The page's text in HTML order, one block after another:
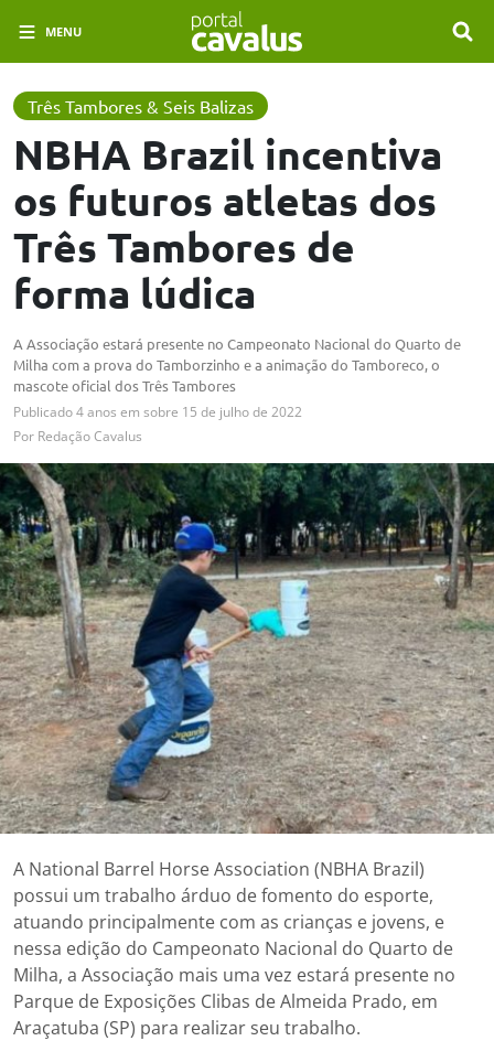
MENU
Três Tambores & Seis Balizas
NBHA Brazil incentiva
os futuros atletas dos
Três Tambores de
forma lúdica
A Associação estará presente no Campeonato Nacional do Quarto de
Milha com a prova do Tamborzinho e a animação do Tamboreco, o
mascote oficial dos Três Tambores
Publicado4 anos em sobre 15 de julho de 2022
Por Redação Cavalus
A National Barrel Horse Association (NBHA Brazil)
possui um trabalho árduo de fomento do esporte,
atuando principalmente com as crianças e jovens, e
nessa edição do Campeonato Nacional do Quarto de
Milha, a Associação mais uma vez estará presente no
Parque de Exposições Clibas de Almeida Prado, em
Araçatuba (SP) para realizar seu trabalho.